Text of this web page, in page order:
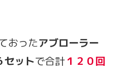
おったアブローラー
セットで合計１２０回